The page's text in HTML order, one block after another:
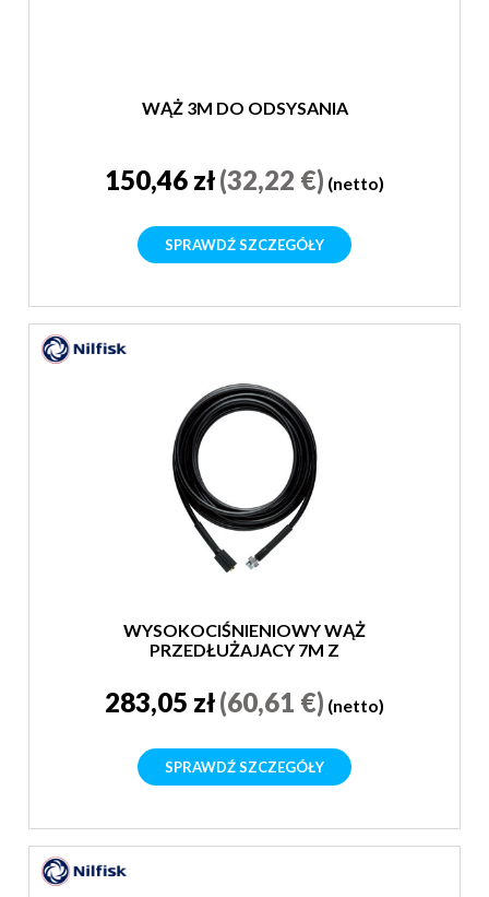
WĄŻ 3M DO ODSYSANIA
150,46 zł(32,22 €) (netto)
SPRAWDŹ SZCZEGÓŁY
WYSOKOCIŚNIENIOWY WĄŻ
PRZEDŁUŻAJĄCY 7M Z
283,05 zł(60,61 €) (netto)
SPRAWDŹ SZCZEGÓŁY